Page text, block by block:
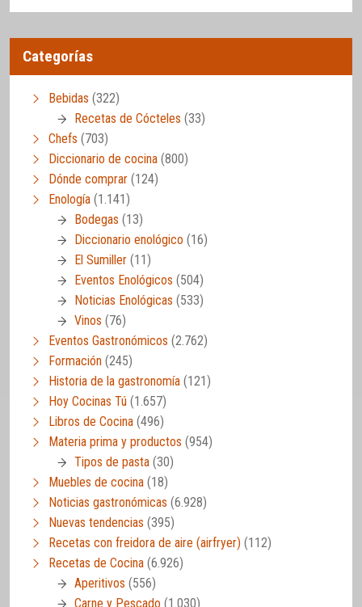
Categorías
Bebidas (322)
Recetas de Cócteles (33)
Chefs (703)
Diccionario de cocina (800)
Dónde comprar (124)
Enología (1.141)
Bodegas (13)
Diccionario enológico (16)
El Sumiller (11)
Eventos Enológicos (504)
Noticias Enológicas (533)
Vinos (76)
Eventos Gastronómicos (2.762)
Formación (245)
Historia de la gastronomía (121)
Hoy Cocinas Tú (1.657)
Libros de Cocina (496)
Materia prima y productos (954)
Tipos de pasta (30)
Muebles de cocina (18)
Noticias gastronómicas (6.928)
Nuevas tendencias (395)
Recetas con freidora de aire (airfryer) (112)
Recetas de Cocina (6.926)
Aperitivos (556)
Carne y Pescado (1.030)